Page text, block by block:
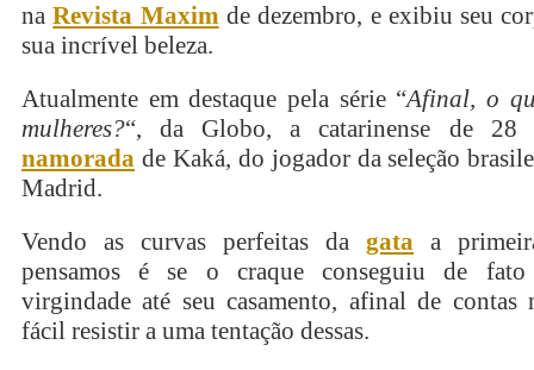
naRevista Maxim de dezembro, e exibiu seu
sua incrível beleza.
Atualmente em destaque pela série “Afinal, o
mulheres?“, da Globo, a catarinense de
namorada de Kaká, do jogador da seleção
Madrid.
Vendo as curvas perfeitas da gata a
pensamos é se o craque conseguiu de fato
virgindade até seu casamento, afinal de contas
fácil resistir a uma tentação dessas.